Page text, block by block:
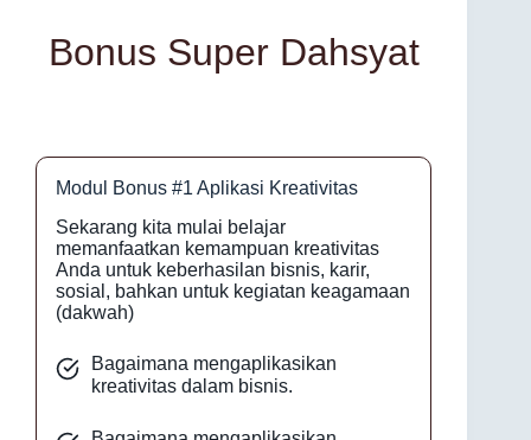
Bonus Super Dahsyat
Modul Bonus #1 Aplikasi Kreativitas
Sekarang kita mulai belajar
memanfaatkan kemampuan kreativitas
Anda untuk keberhasilan bisnis, karir,
sosial, bahkan untuk kegiatan keagamaan
(dakwah)
Bagaimana mengaplikasikan
kreativitas dalam bisnis.